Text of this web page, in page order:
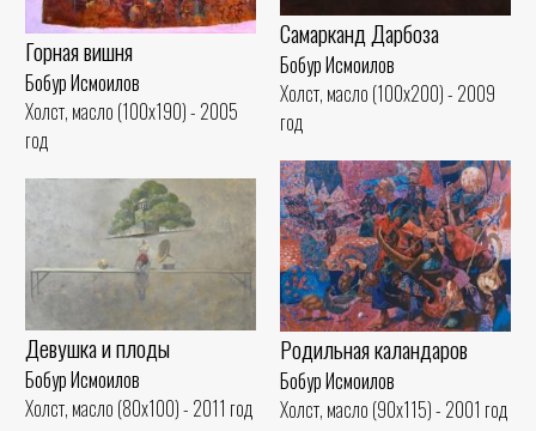
Самарканд Дарбоза
Бобур Исмоилов
Холст, масло (100x200) - 2009
год
Горная вишня
Бобур Исмоилов
Холст, масло (100x190) - 2005
год
Родильная каландаров
Бобур Исмоилов
Холст, масло (90x115) - 2001 год
Девушка и плоды
Бобур Исмоилов
Холст, масло (80x100) - 2011 год